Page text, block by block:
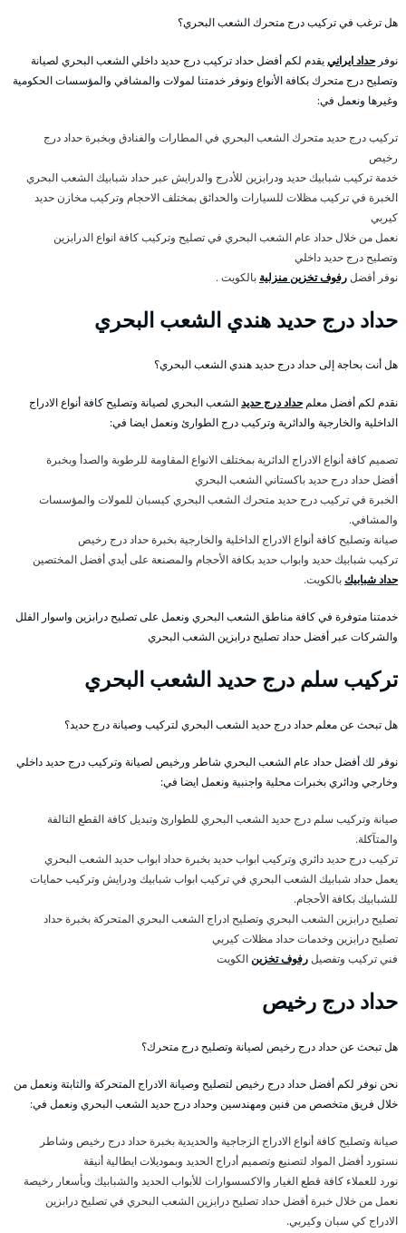
هل ترغب في تركيب درج متحرك الشعب البحري؟
نوفر حداد ايرانييقدم لكم أفضل حداد تركيب درج حديد داخلي الشعب البحري لصيانة
وتصليح درج متحرك بكافة الأنواع ونوفر خدمتنا لمولات والمشافي والمؤسسات الحكومية
وغيرها ونعمل في:
تركيب درج حديد متحرك الشعب البحري في المطارات والفنادق وبخبرة حداد درج
رخيص
خدمة تركيب شبابيك حديد ودرابزين للأدرج والدرايش عبر حداد شبابيك الشعب البحري
الخبرة في تركيب مظلات للسيارات والحدائق بمختلف الاحجام وتركيب مخازن حديد
كيربي
نعمل من خلال حداد عام الشعب البحري في تصليح وتركيب كافة انواع الدرابزين
وتصليح درج حديد داخلي
نوفر أفضلرفوف تخزين منزلية بالكويت .
حداد درج حديد هندي الشعب البحري
هل أنت بحاجة إلى حداد درج حديد هندي الشعب البحري؟
نقدم لكم أفضل معلم حداد درج حديدالشعب البحري لصيانة وتصليح كافة أنواع الادراج
الداخلية والخارجية والدائرية وتركيب درج الطوارئ ونعمل ايضا في:
تصميم كافة أنواع الادراج الدائرية بمختلف الانواع المقاومة للرطوبة والصدأ وبخبرة
أفضل حداد درج حديد باكستاني الشعب البحري
الخبرة في تركيب درج حديد متحرك الشعب البحري كيسبان للمولات والمؤسسات
والمشافي.
صيانة وتصليح كافة أنواع الادراج الداخلية والخارجية بخبرة حداد درج رخيص
تركيب شبابيك حديد وابواب حديد بكافة الأحجام والمصنعة على أيدي أفضل المختصين
حداد شبابيك بالكويت.
خدمتنا متوفرة في كافة مناطق الشعب البحري ونعمل على تصليح درابزين واسوار الفلل
والشركات عبر أفضل حداد تصليح درابزين الشعب البحري
تركيب سلم درج حديد الشعب البحري
هل تبحث عن معلم حداد درج حديد الشعب البحري لتركيب وصيانة درج حديد؟
نوفر لك أفضل حداد عام الشعب البحري شاطر ورخيص لصيانة وتركيب درج حديد داخلي
وخارجي ودائري بخبرات محلية واجنبية ونعمل ايضا في:
صيانة وتركيب سلم درج حديد الشعب البحري للطوارئ وتبديل كافة القطع التالفة
والمتآكلة.
تركيب درج حديد دائري وتركيب ابواب حديد بخبرة حداد ابواب حديد الشعب البحري
يعمل حداد شبابيك الشعب البحري في تركيب ابواب شبابيك ودرايش وتركيب حمايات
للشبابيك بكافة الأحجام.
تصليح درابزين الشعب البحري وتصليح ادراج الشعب البحري المتحركة بخبرة حداد
تصليح درابزين وخدمات حداد مظلات كيربي
فني تركيب وتفصيلرفوف تخزينالكويت
حداد درج رخيص
هل تبحث عن حداد درج رخيص لصيانة وتصليح درج متحرك؟
نحن نوفر لكم أفضل حداد درج رخيص لتصليح وصيانة الادراج المتحركة والثابتة ونعمل من
خلال فريق متخصص من فنين ومهندسين وحداد درج حديد الشعب البحري ونعمل في:
صيانة وتصليح كافة أنواع الادراج الزجاجية والحديدية بخبرة حداد درج رخيص وشاطر
نستورد أفضل المواد لتصنيع وتصميم أدراج الحديد وبموديلات ايطالية أنيقة
نورد للعملاء كافة قطع الغيار والاكسسوارات للأبواب الحديد والشبابيك وبأسعار رخيصة
نعمل من خلال خبرة أفضل حداد تصليح درابزين الشعب البحري في تصليح درابزين
الادراج كي سبان وكيربي.